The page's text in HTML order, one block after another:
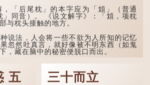
一致。
底准不
秋的精
后尾枕」的本字应为「䪴」（普通
」同音）。 《说文解字》：「䪴，项枕
与枕头接触的地方。
法，人会将一些不欲为人所知的记忆
忽然吐真言，就好像被不明东西（如鬼
，藏在脑中的秘密便脱口而出。
五
三十而立